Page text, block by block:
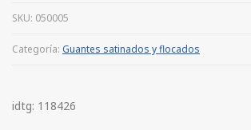
SKU: 050005
Categoría: Guantes satinados y flocados
idtg: 118426